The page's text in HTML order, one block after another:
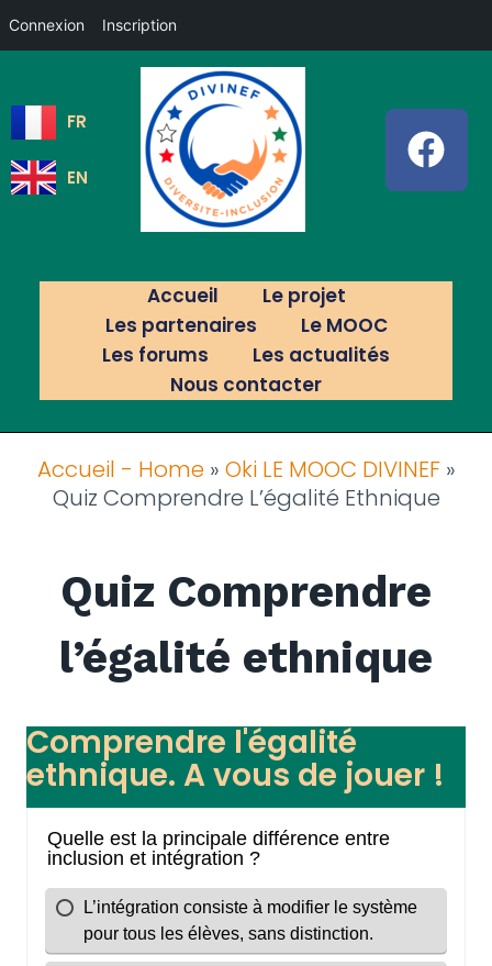
Connexion Inscription
FR
EN
Accueil
Le projet
Les partenaires
Le MOOC
Les forums
Les actualités
Nous contacter
Accueil - Home» Oki LE MOOC DIVINEF»
Quiz Comprendre L’égalité Ethnique
Quiz Comprendre
l’égalité ethnique
Comprendre l'égalité
ethnique. A vous de jouer !